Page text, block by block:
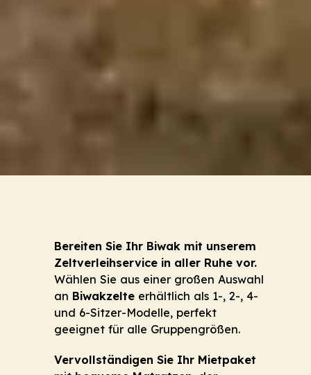
Bereiten Sie Ihr Biwak mit unserem
Zeltverleihservice in aller Ruhe vor.
Wählen Sie aus einer großen Auswahl
an Biwakzelte erhältlich als 1-, 2-, 4-
und 6-Sitzer-Modelle, perfekt
geeignet für alle Gruppengrößen.
Vervollständigen Sie Ihr Mietpaket